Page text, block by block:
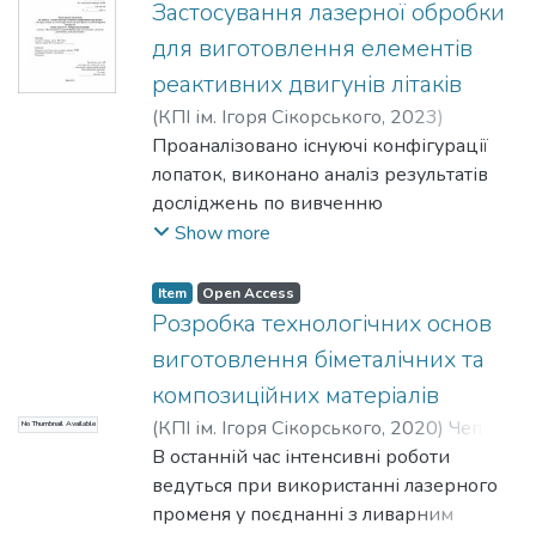
А1, включаючи постановку задачі, схему
технологічного процесу, огляд
обладнання лазерної технології,
креслення пристрою для закріплення
деталі та креслення компонентів
оптичної системи."
зміцнення поверхні лазерних різів, так
і для попередньої активації металів
перед їх лазерною різкою.
Застосування лазерної обробки
для виготовлення елементiв
реактивних двигунiв лiтакiв
(КПІ ім. Ігоря Сікорського, 2023)
Луценко, Денис Володимирович;
Блощицин, Михайло Сергійович
Проаналізовано існуючі конфігурації
лопаток, виконано аналіз результатів
досліджень по вивченню
закономірностей технологічних
запропоновано комбінований механізм
зварювання сплавів і сталей при
лазерному опроміненні, проектування
та розробка технологічного комплексу
для лазерної обробки.
Show more
No Thumbnail Available
Item Open Access
Розробка технологічних основ
виготовлення біметалічних та
композиційних матеріалів
(КПІ ім. Ігоря Сікорського, 2020) Чепіль,
Ірина Василівна;Романенко, Віктор
В останній час інтенсивні роботи
ведуться при використанні лазерного
променя у поєднанні з ливарним